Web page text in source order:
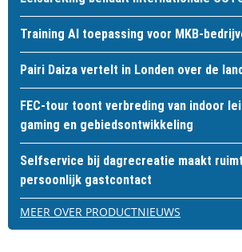
Training AI toepassing voor MKB-
Pairi Daiza vertelt in Londen over de
FEC-tour toont verbreding van indoor
gaming en gebiedsontwikkeling
Selfservice bij dagrecreatie maakt
persoonlijk gastcontact
MEER OVER PRODUCTNIEUWS